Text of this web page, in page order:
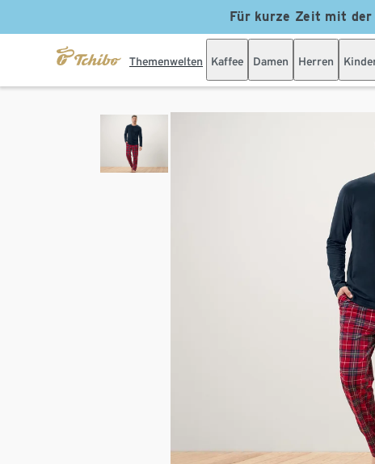
Für kurze Zeit mit
Themenwelten Kaffee Damen Herren